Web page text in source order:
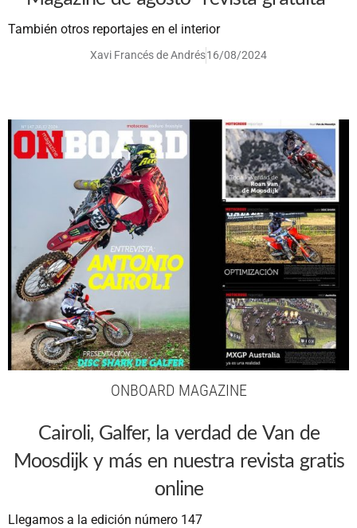
También otros reportajes en el interior
Xavi Francés de Andrés16/08/2024
ONBOARD MAGAZINE
Cairoli, Galfer, la verdad de Van de
Moosdijk y más en nuestra revista gratis
online
Llegamos a la edición número 147